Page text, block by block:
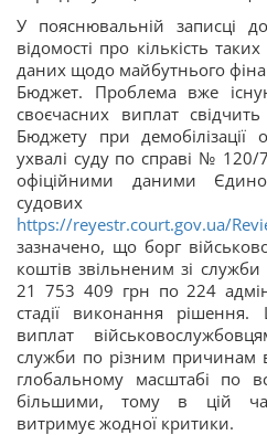
У пояснювальній записці
відомості про кількість
даних щодо майбутнього
Бюджет. Проблема вже
своєчасних виплат
Бюджету при
ухвалі суду по справі № 120/
офіційними даними
судових
https://reyestr.court.gov.ua/
зазначено, що борг
коштів звільненим зі
21 753 409 грн по 224
стадії виконання рішення.
виплат
служби по різним причинам
глобальному масштабі по
більшими, тому в цій
витримує жодної критики.